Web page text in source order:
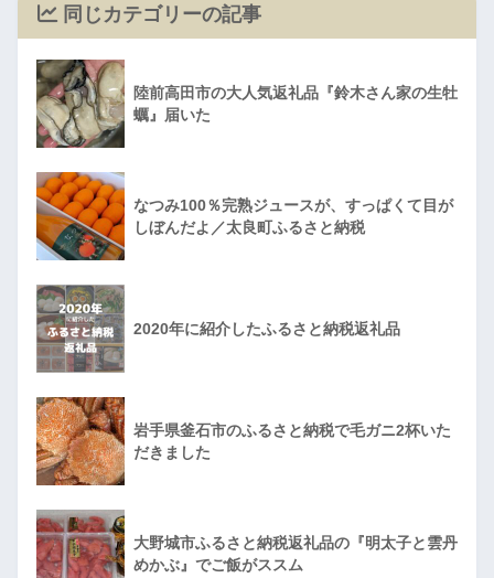
同じカテゴリーの記事
陸前高田市の大人気返礼品『鈴木さん家の生牡
蠣』届いた
なつみ100％完熟ジュースが、すっぱくて目が
しぼんだよ／太良町ふるさと納税
2020年に紹介したふるさと納税返礼品
岩手県釜石市のふるさと納税で毛ガニ2杯いた
だきました
大野城市ふるさと納税返礼品の『明太子と雲丹
めかぶ』でご飯がススム